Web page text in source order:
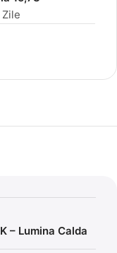
Zile
– Lumina Calda